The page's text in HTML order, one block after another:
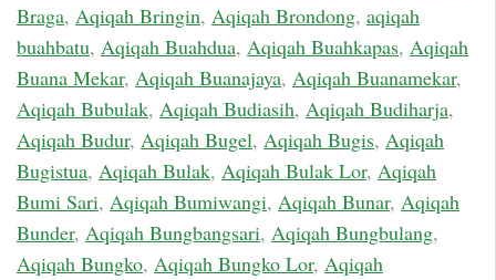
Braga, Aqiqah Bringin, Aqiqah Brondong, aqiqah
buahbatu, Aqiqah Buahdua, Aqiqah Buahkapas, Aqiqah
Buana Mekar, Aqiqah Buanajaya, Aqiqah Buanamekar,
Aqiqah Bubulak, Aqiqah Budiasih, Aqiqah Budiharja,
Aqiqah Budur, Aqiqah Bugel, Aqiqah Bugis, Aqiqah
Bugistua, Aqiqah Bulak, Aqiqah Bulak Lor, Aqiqah
Bumi Sari, Aqiqah Bumiwangi, Aqiqah Bunar, Aqiqah
Bunder, Aqiqah Bungbangsari, Aqiqah Bungbulang,
Aqiqah Bungko, Aqiqah Bungko Lor, Aqiqah